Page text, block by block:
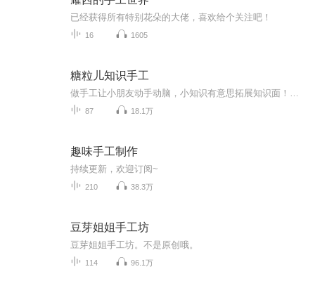
已经获得所有特别花朵的大佬，喜欢给个关注吧！
16 1605
糖粒儿知识手工
87 18.1万
趣味手工制作
持续更新，欢迎订阅~
210 38.3万
豆芽姐姐手工坊
豆芽姐姐手工坊。不是原创哦。
114 96.1万